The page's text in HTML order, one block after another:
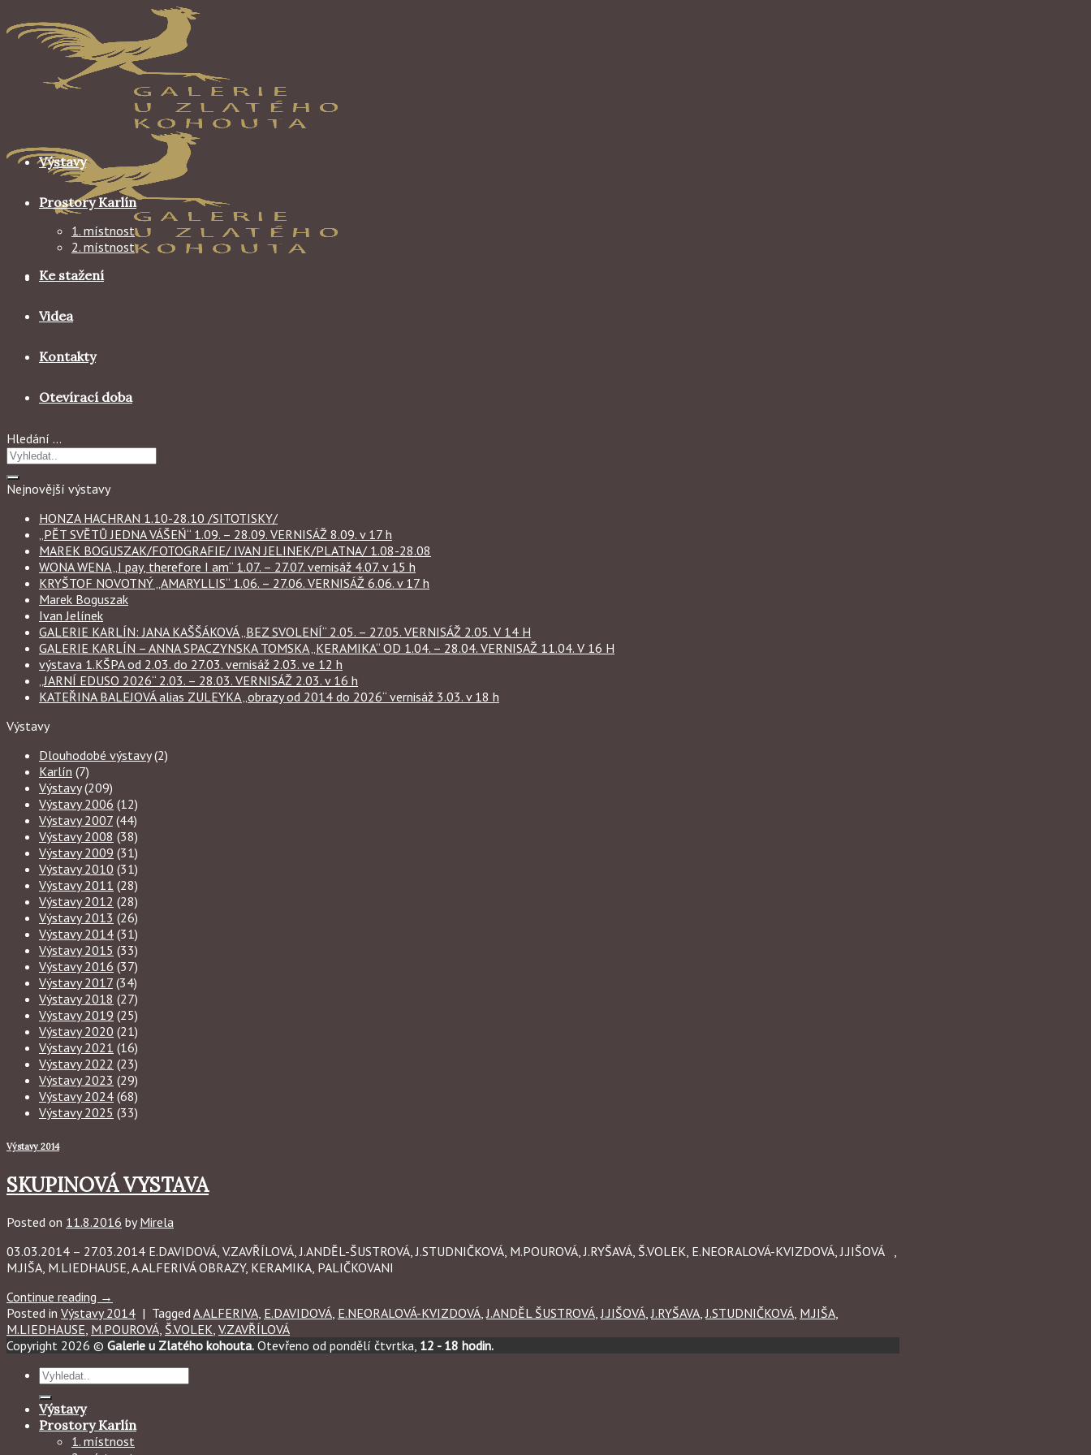
to
content
Výstavy
Prostory Karlín
1. místnost
2. místnost
Ke stažení
Videa
Kontakty
Otevírací doba
Hledání …
Nejnovější výstavy
HONZA HACHRAN 1.10-28.10 /SITOTISKY/
„PĚT SVĚTŮ JEDNA VÁŠEŃ“ 1.09. – 28.09. VERNISÁŽ 8.09. v 17 h
MAREK BOGUSZAK/FOTOGRAFIE/ IVAN JELINEK/PLATNA/ 1.08-28.08
WONA WENA „I pay, therefore I am“ 1.07. – 27.07. vernisáž 4.07. v 15 h
KRYŠTOF NOVOTNÝ „AMARYLLIS“ 1.06. – 27.06. VERNISÁŽ 6.06. v 17 h
Marek Boguszak
Ivan Jelínek
GALERIE KARLÍN: JANA KAŠŠÁKOVÁ „BEZ SVOLENÍ“ 2.05. – 27.05. VERNISÁŽ 2.05. V 14 H
GALERIE KARLÍN – ANNA SPACZYNSKA TOMSKA „KERAMIKA“ OD 1.04. – 28.04. VERNISAŽ 11.04. V 16 H
výstava 1.KŠPA od 2.03. do 27.03. vernisáž 2.03. ve 12 h
„JARNÍ EDUSO 2026“ 2.03. – 28.03. VERNISÁŽ 2.03. v 16 h
KATEŘINA BALEJOVÁ alias ZULEYKA „obrazy od 2014 do 2026“ vernisáž 3.03. v 18 h
Výstavy
Dlouhodobé výstavy(2)
Karlín (7)
Výstavy(209)
Výstavy 2006 (12)
Výstavy 2007 (44)
Výstavy 2008 (38)
Výstavy 2009 (31)
Výstavy 2010 (31)
Výstavy 2011 (28)
Výstavy 2012 (28)
Výstavy 2013 (26)
Výstavy 2014 (31)
Výstavy 2015 (33)
Výstavy 2016 (37)
Výstavy 2017 (34)
Výstavy 2018 (27)
Výstavy 2019 (25)
Výstavy 2020 (21)
Výstavy 2021 (16)
Výstavy 2022 (23)
Výstavy 2023 (29)
Výstavy 2024 (68)
Výstavy 2025 (33)
Výstavy 2014
SKUPINOVÁ VYSTAVA
Posted on 11.8.2016 byMirela
03.03.2014 – 27.03.2014 E.DAVIDOVÁ, V.ZAVŘÍLOVÁ, J.ANDĚL-ŠUSTROVÁ, J.STUDNIČKOVÁ, M.POUROVÁ, J.RYŠAVÁ, Š.VOLEK, E.NEORALOVÁ-KVIZDOVÁ, J.JIŠOVÁ ,
M.JIŠA, M.LIEDHAUSE, A.ALFERIVÁ OBRAZY, KERAMIKA, PALIČKOVANI
Continue reading →
Posted in Výstavy 2014 | Tagged A.ALFERIVA E.DAVIDOVÁ E.NEORALOVÁ-KVIZDOVÁ J.ANDĚL ŠUSTROVÁ J.JIŠOVÁ J.RYŠAVA J.STUDNIČKOVÁ M.JIŠA
M.LIEDHAUSE M.POUROVÁ Š.VOLEK V.ZAVŘÍLOVÁ
Copyright 2026 © Galerie u Zlatého kohouta. Otevřeno od pondělí čtvrtka, 12 - 18 hodin.
Hledat:
Výstavy
Prostory Karlín
1. místnost